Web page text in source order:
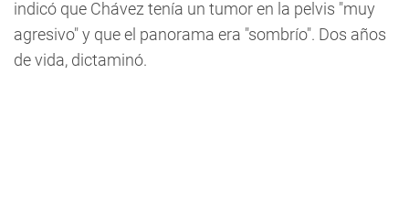
indicó que Chávez tenía un tumor en la pelvis "muy
agresivo" y que el panorama era "sombrío". Dos años
de vida, dictaminó.